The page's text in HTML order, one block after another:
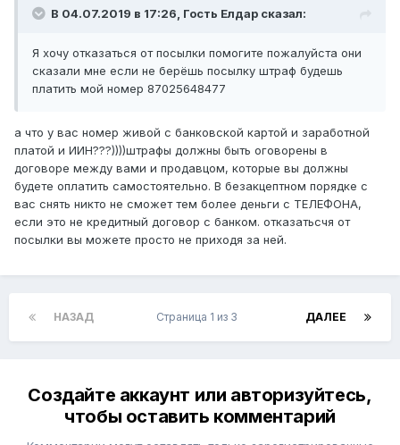
В 04.07.2019 в 17:26, Гость Елдар сказал:
Я хочу отказаться от посылки помогите пожалуйста они
сказали мне если не берёшь посылку штраф будешь
платить мой номер 87025648477
а что у вас номер живой с банковской картой и заработной
платой и ИИН???))))штрафы должны быть оговорены в
договоре между вами и продавцом, которые вы должны
будете оплатить самостоятельно. В безакцептном порядке с
вас снять никто не сможет тем более деньги с ТЕЛЕФОНА,
если это не кредитный договор с банком. отказатьсчя от
посылки вы можете просто не приходя за ней.
НАЗАД ДАЛЕЕ
Страница 1 из 3
Создайте аккаунт или авторизуйтесь,
чтобы оставить комментарий